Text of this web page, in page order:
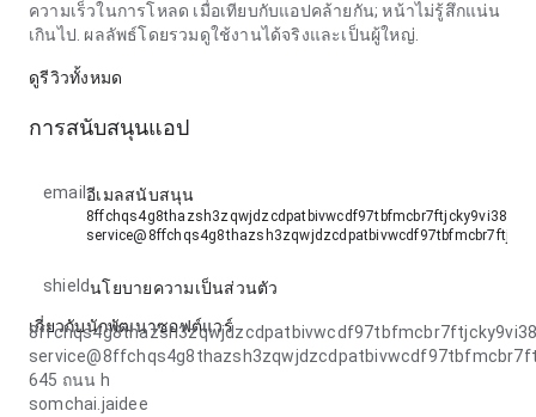
ความเร็วในการโหลด เมื่อเทียบกับแอปคล้ายกัน; หน้าไม่รู้สึกแน่น
เกินไป. ผลลัพธ์โดยรวมดูใช้งานได้จริงและเป็นผู้ใหญ่.
ดูรีวิวทั้งหมด
การสนับสนุนแอป
email อีเมลสนับสนุน
shieldนโยบายความเป็นส่วนตัว
เกี่ยวกับนักพัฒนาซอฟต์แวร์
645 ถนน h
somchai.jaidee